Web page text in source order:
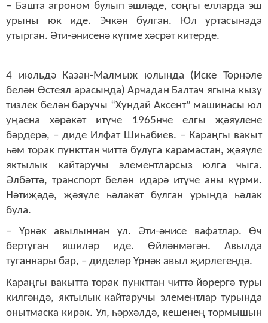
– Башта агроном булып эшләде, соңгы елларда эш
урыны юк иде. Эчкән булган. Юл уртасынада
утырган. Әти-әнисенә күпме хәсрәт китерде.
4 июльдә Казан-Малмыж юлында (Иске Төрнәле
белән Өстеял арасында) Арчадан Балтач ягына кызу
тизлек белән баручы “Хундай Аксент” машинасы юл
уңаена хәрәкәт итүче 1965нче елгы җәяүлене
бәрдерә, – диде Илфат Шиһабиев. – Караңгы вакыт
һәм торак пункттан читтә булуга карамастан, җәяүле
яктылык кайтаручы элементларсыз юлга чыга.
Әлбәттә, транспорт белән идарә итүче аны күрми.
Нәтиҗәдә, җәяүле һәлакәт булган урында һәлак
була.
– Үрнәк авылыннан ул. Әти-әнисе вафатлар. Өч
бертуган яшиләр иде. Өйләнмәгән. Авылда
туганнары бар, – диделәр Үрнәк авыл җирлегендә.
Караңгы вакытта торак пункттан читтә йөрергә туры
килгәндә, яктылык кайтаручы элементлар турында
онытмаска кирәк. Ул, һәрхәлдә, кешенең тормышын